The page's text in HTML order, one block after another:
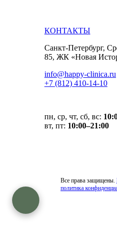
КОНТАКТЫ
Санкт-Петербург,
85, ЖК «Новая
info@happy-clinica.ru
+7 (812) 410-14-10
пн, ср, чт, сб, вс:
вт, пт: 10:00–21:00
Все права защищены.
политика